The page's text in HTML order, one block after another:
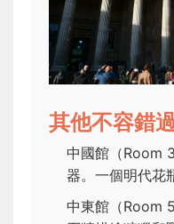
其他不容錯
中國館（Room
器。一個明代花
中東館（Room